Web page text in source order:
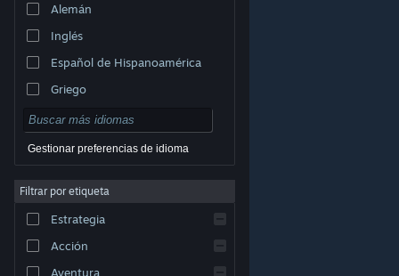
© Valve Corporation. Todos los derechos reservados.
respectivos dueños en EE. UU. y otros países.
Acuerdo de Suscriptor a Steam
Cookies
Alemán
Inglés
Español de Hispanoamérica
Griego
Gestionar preferencias de idioma
Filtrar por etiqueta
Estrategia
Acción
Aventura